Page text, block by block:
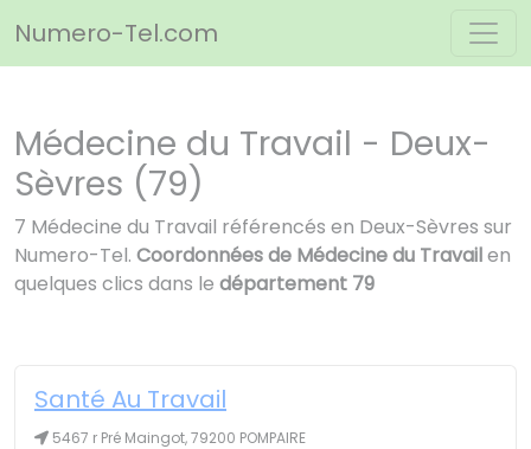
Numero-Tel.com
Médecine du Travail - Deux-
Sèvres (79)
7 Médecine du Travail référencés en Deux-Sèvres sur
Numero-Tel. Coordonnées de Médecine du Travailen
quelques clics dans le département 79
Santé Au Travail
5467 r Pré Maingot, 79200 POMPAIRE